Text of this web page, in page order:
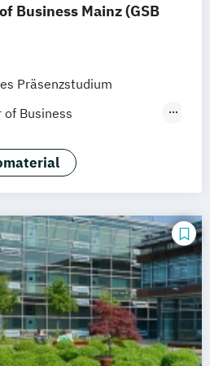
Business Mainz (GSB
Präsenzstudium
of Business
Master)
Administration (MBA)